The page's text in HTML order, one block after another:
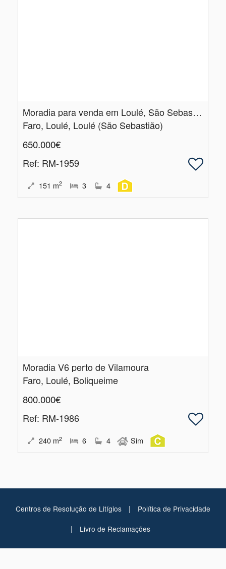
Moradia para venda em Loulé, São Sebastião
Faro, Loulé, Loulé (São Sebastião)
650.000€
Ref: RM-1959
151 m2 3 4
Moradia V6 perto de Vilamoura
Faro, Loulé, Boliqueime
800.000€
Ref: RM-1986
240 m2 6 4 Sim
Centros de Resolução de Litígios | Política de Privacidade
| Livro de Reclamações